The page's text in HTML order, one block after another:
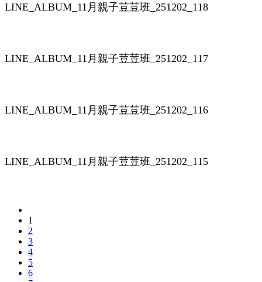
LINE_ALBUM_11月親子荳荳班_251202_118
LINE_ALBUM_11月親子荳荳班_251202_117
LINE_ALBUM_11月親子荳荳班_251202_116
LINE_ALBUM_11月親子荳荳班_251202_115
1
2
3
4
5
6